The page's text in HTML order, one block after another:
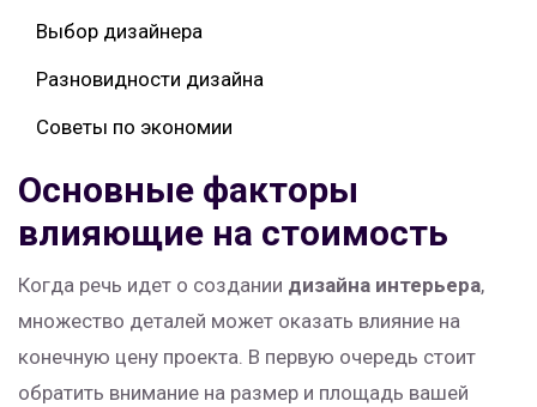
Выбор дизайнера
Разновидности дизайна
Советы по экономии
Основные факторы
влияющие на стоимость
Когда речь идет о создании дизайна интерьера,
множество деталей может оказать влияние на
конечную цену проекта. В первую очередь стоит
обратить внимание на размер и площадь вашей